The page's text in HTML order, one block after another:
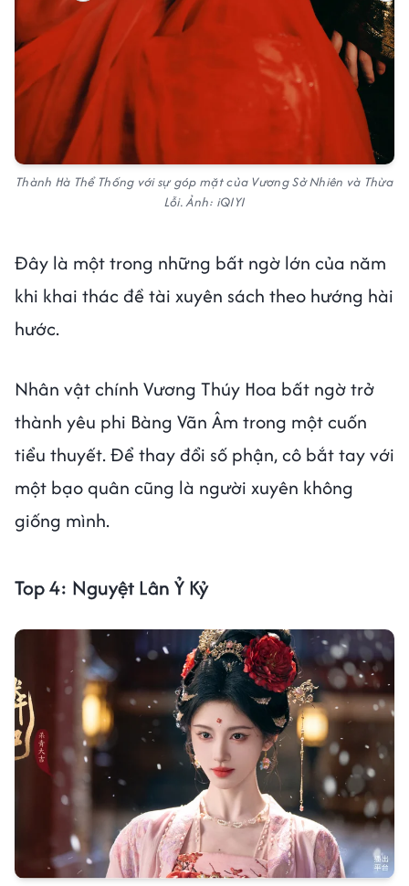
Thành Hà Thể Thống với sự góp mặt của Vương Sở Nhiên và Thừa
Lỗi. Ảnh: iQIYI
Đây là một trong những bất ngờ lớn của năm
khi khai thác đề tài xuyên sách theo hướng hài
hước.
Nhân vật chính Vương Thúy Hoa bất ngờ trở
thành yêu phi Bàng Vãn Âm trong một cuốn
tiểu thuyết. Để thay đổi số phận, cô bắt tay với
một bạo quân cũng là người xuyên không
giống mình.
Top 4: Nguyệt Lân Ỷ Kỷ